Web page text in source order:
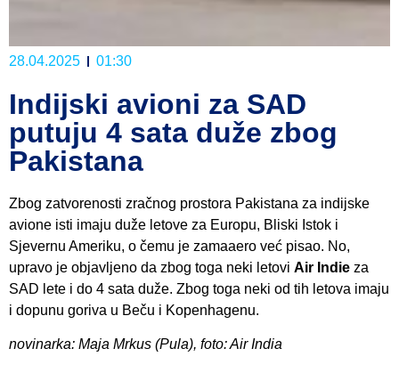
28.04.2025 01:30
Indijski avioni za SAD
putuju 4 sata duže zbog
Pakistana
Zbog zatvorenosti zračnog prostora Pakistana za indijske
avione isti imaju duže letove za Europu, Bliski Istok i
Sjevernu Ameriku, o čemu je zamaaero već pisao. No,
upravo je objavljeno da zbog toga neki letovi Air Indie za
SAD lete i do 4 sata duže. Zbog toga neki od tih letova imaju
i dopunu goriva u Beču i Kopenhagenu.
novinarka: Maja Mrkus (Pula), foto: Air India